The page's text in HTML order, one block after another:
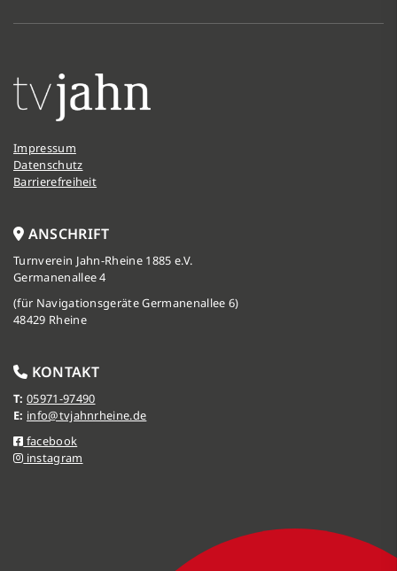
Impressum
Datenschutz
Barrierefreiheit
ANSCHRIFT
Turnverein Jahn-Rheine 1885 e.V.
Germanenallee 4
(für Navigationsgeräte Germanenallee 6)
48429 Rheine
KONTAKT
T: 05971-97490
E: info@tvjahnrheine.de
facebook
instagram